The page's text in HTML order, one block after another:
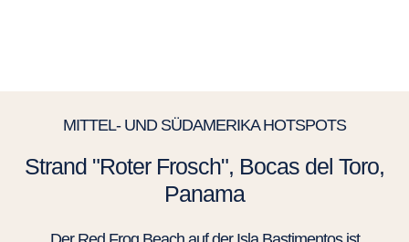
MITTEL- UND SÜDAMERIKA HOTSPOTS
Strand "Roter Frosch", Bocas del Toro,
Panama